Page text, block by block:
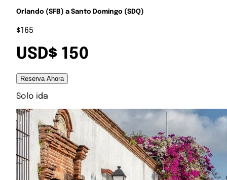
Orlando (SFB) a Santo Domingo (SDQ)
$165
USD$ 150
Reserva Ahora
Solo ida